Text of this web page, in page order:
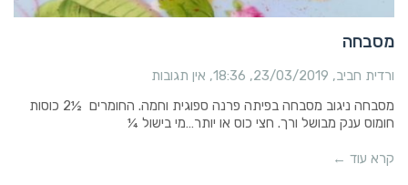
מסבחה
ורדית חביב 23/03/2019
18:36 אין תגובות
מסבחה ניגוב מסבחה בפיתה פרנה ספוגית וחמה. החומרים ½2 כוסות
חומוס ענק מבושל ורך. חצי כוס או יותר…מי בישול ¼
קרא עוד ←